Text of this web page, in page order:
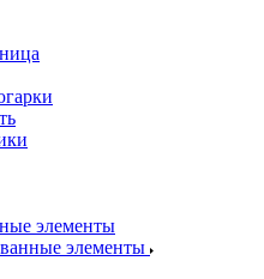
элементы
элементы